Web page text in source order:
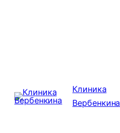
Клиника
Вербенкина